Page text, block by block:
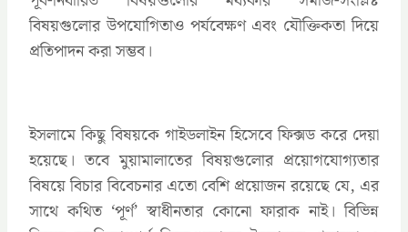
বিষয়গুলোর উপযোগিতাও পর্যবেক্ষণ এবং যৌক্তিকতা দিয়ে
প্রতিপাদন করা সম্ভব।
ইসলামে কিছু বিষয়কে গাইডলাইন হিসেবে ফিক্সড করে দেয়া
হয়েছে। তবে মুয়ামালাতের বিষয়গুলোর প্রয়োগযোগ্যতার
বিষয়ে বিচার বিবেচনার এতো বেশি প্রয়োজন রয়েছে যে, এর
সাথে কথিত ‘পূর্ণ’ স্বাধীনতার কোনো ফারাক নাই। বিভিন্ন